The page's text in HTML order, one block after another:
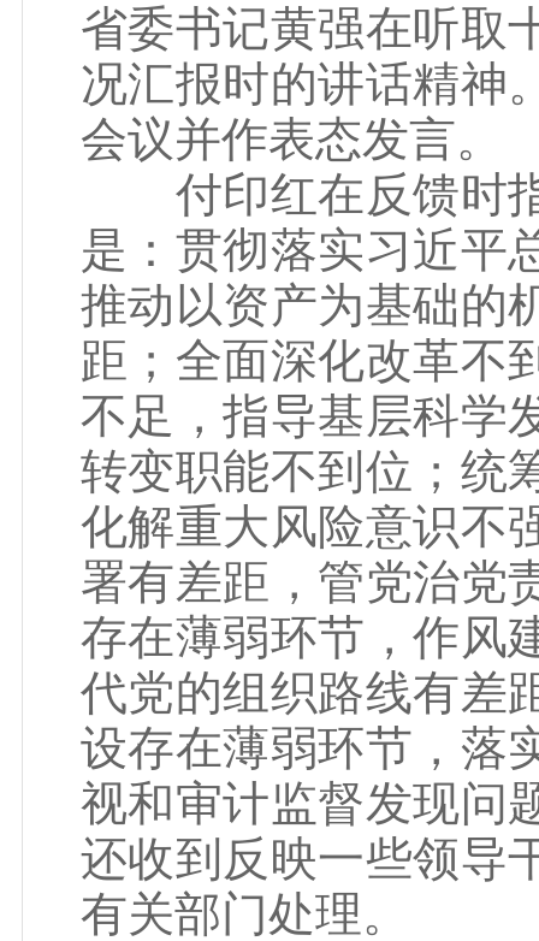
省委书记黄强在听取
况汇报时的讲话精神
会议并作表态发言。
付印红在反馈时指
是：贯彻落实习近平
推动以资产为基础的
距；全面深化改革不
不足，指导基层科学
转变职能不到位；统
化解重大风险意识不
署有差距，管党治党
存在薄弱环节，作风
代党的组织路线有差
设存在薄弱环节，落
视和审计监督发现问
还收到反映一些领导
有关部门处理。